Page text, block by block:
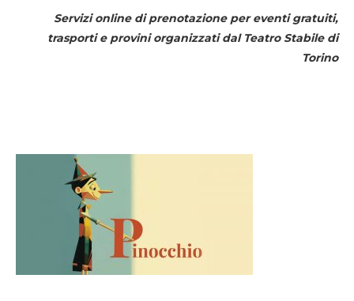
Servizi online di prenotazione per eventi gratuiti,
trasporti e provini organizzati dal Teatro Stabile di
Torino